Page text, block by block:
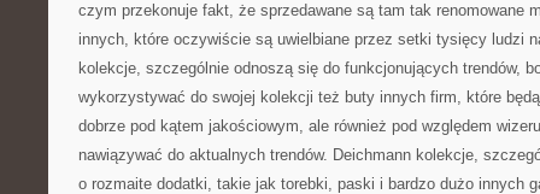
czym przekonuje fakt, że sprzedawane są tam tak renomowane
innych, które oczywiście są uwielbiane przez setki tysięcy ludzi
kolekcje, szczególnie odnoszą się do funkcjonujących trendów,
wykorzystywać do swojej kolekcji też buty innych firm, które
dobrze pod kątem jakościowym, ale również pod względem
nawiązywać do aktualnych trendów. Deichmann kolekcje,
o rozmaite dodatki, takie jak torebki, paski i bardzo dużo innych